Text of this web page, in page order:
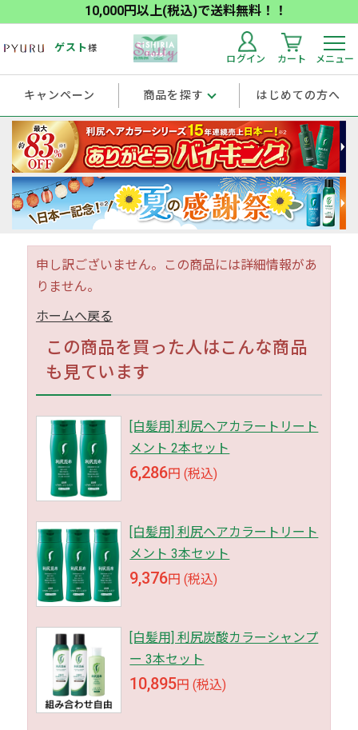
10,000円以上(税込)で送料無料！！
ゲスト様
ログイン カート メニュー
キャンペーン 商品を探す はじめての方へ
申し訳ございません。この商品には詳細情報があ
りません。
ホームへ戻る
この商品を買った人はこんな商品
も見ています
[白髪用] 利尻ヘアカラートリート
メント 2本セット
6,286円 (税込)
[白髪用] 利尻ヘアカラートリート
メント 3本セット
9,376円 (税込)
[白髪用] 利尻炭酸カラーシャンプ
ー 3本セット
10,895円 (税込)